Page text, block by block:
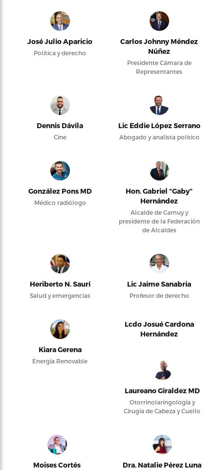
José Julio Aparicio
Política y derecho
Carlos Johnny Méndez
Núñez
Presidente Cámara de
Representantes
Dennis Dávila
Cine
Lic Eddie López Serrano
Abogado y analista político
González Pons MD
Médico radiólogo
Hon. Gabriel “Gaby”
Hernández
Alcalde de Camuy y
presidente de la Federación
de Alcaldes
Heriberto N. Saurí
Salud y emergencias
Lic Jaime Sanabria
Profesor de derecho
Kiara Gerena
Energía Renovable
Lcdo Josué Cardona
Hernández
Laureano Giraldez MD
Otorrinolaringología y
Cirugía de Cabeza y Cuello
Moises Cortés Dra. Natalie Pérez Luna